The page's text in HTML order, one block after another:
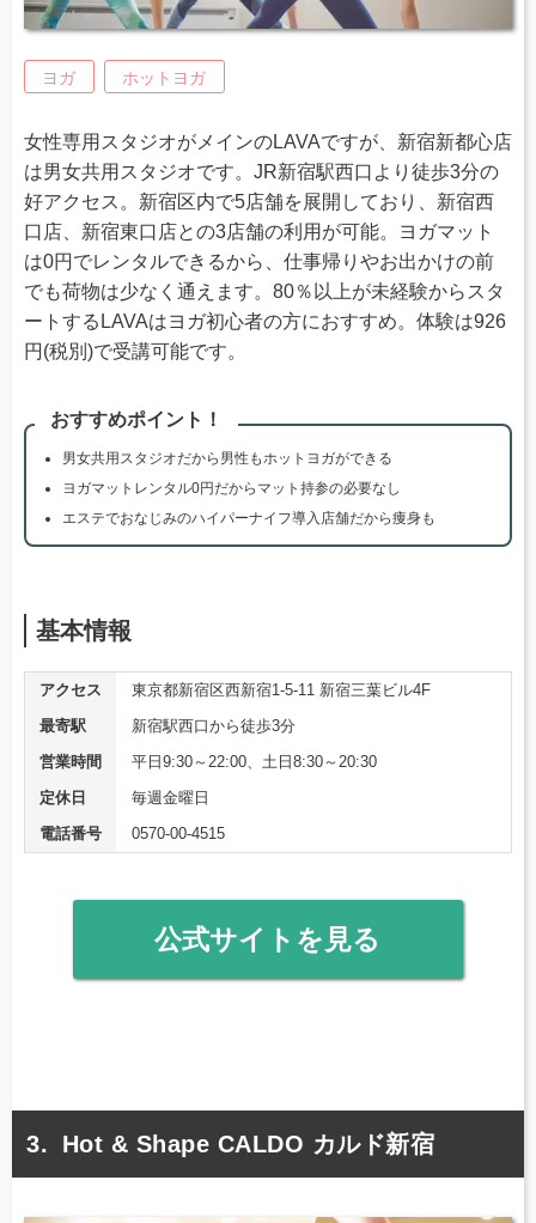
ヨガ ホットヨガ
女性専用スタジオがメインのLAVAですが、新宿新都心店
は男女共用スタジオです。JR新宿駅西口より徒歩3分の
好アクセス。新宿区内で5店舗を展開しており、新宿西
口店、新宿東口店との3店舗の利用が可能。ヨガマット
は0円でレンタルできるから、仕事帰りやお出かけの前
でも荷物は少なく通えます。80％以上が未経験からスタ
ートするLAVAはヨガ初心者の方におすすめ。体験は926
円(税別)で受講可能です。
おすすめポイント！
男女共用スタジオだから男性もホットヨガができる
ヨガマットレンタル0円だからマット持参の必要なし
エステでおなじみのハイパーナイフ導入店舗だから痩身も
基本情報
アクセス
東京都新宿区西新宿1-5-11 新宿三葉ビル4F
最寄駅
新宿駅西口から徒歩3分
営業時間
平日9:30～22:00、土日8:30～20:30
定休日
毎週金曜日
電話番号
0570-00-4515
公式サイトを見る
Hot & Shape CALDO カルド新宿